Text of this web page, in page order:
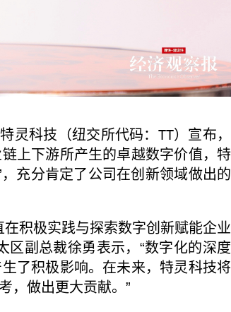
灵科技（纽交所代码：TT）宣布
上下游所产生的卓越数字价值，
充分肯定了公司在创新领域做出
积极实践与探索数字创新赋能企
区副总裁徐勇表示，“数字化的深
了积极影响。在未来，特灵科技
，做出更大贡献。”